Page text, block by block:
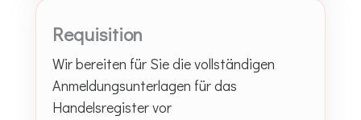
Requisition
Wir bereiten für Sie die vollständigen
Anmeldungsunterlagen für das
Handelsregister vor